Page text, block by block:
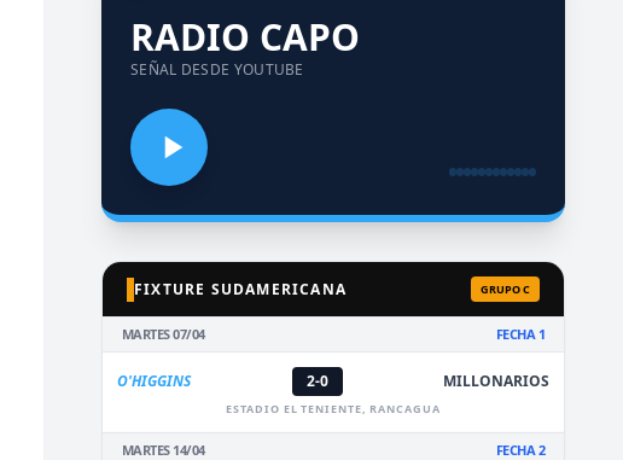
RADIO CAPO
SEÑAL DESDE YOUTUBE
FIXTURE SUDAMERICANA GRUPO C
MARTES 07/04 FECHA 1
O'HIGGINS 2-0 MILLONARIOS
ESTADIO EL TENIENTE, RANCAGUA
MARTES 14/04 FECHA 2